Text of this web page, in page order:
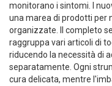
monitorano i sintomi. I
una marea di prodotti per
organizzate. Il completo
raggruppa vari articoli di
riducendo la necessità di
separatamente. Ogni
cura delicata, mentre